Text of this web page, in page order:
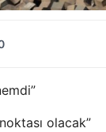
olacak”